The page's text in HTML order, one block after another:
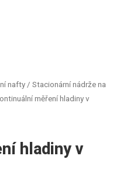
nafty / Stacionární nádrže na
měření hladiny v
hladiny v